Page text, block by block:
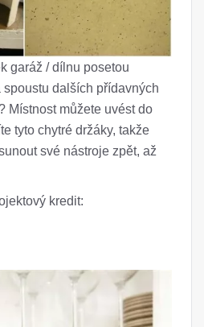
garáž / dílnu posetou
dalších přídavných
Místnost můžete uvést do
tyto chytré držáky, takže
své nástroje zpět, až
kredit: